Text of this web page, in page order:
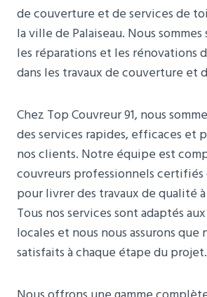
de couverture et de services de
la ville de Palaiseau. Nous
les réparations et les rénovations
dans les travaux de couverture et
Chez Top Couvreur 91, nous
des services rapides, efficaces et
nos clients. Notre équipe est
couvreurs professionnels
pour livrer des travaux de qualité
Tous nos services sont adaptés
locales et nous nous assurons que
satisfaits à chaque étape du projet.